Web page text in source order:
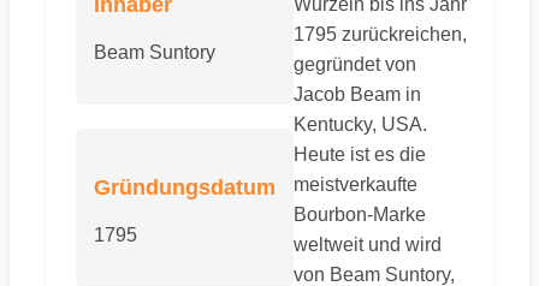
Beam Suntory
Gründungsdatum
1795
1795 zurückreichen,
gegründet von
Jacob Beam in
Kentucky, USA.
Heute ist es die
meistverkaufte
Bourbon-Marke
weltweit und wird
von Beam Suntory,